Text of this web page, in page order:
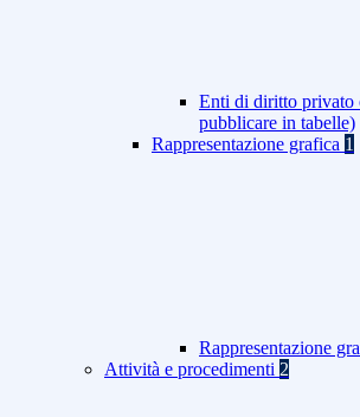
Enti di diritto privato
pubblicare in tabelle)
Rappresentazione grafica 1
Rappresentazione
Attività e procedimenti 2